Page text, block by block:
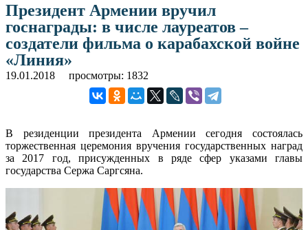
Президент Армении вручил
госнаграды: в числе лауреатов –
создатели фильма о карабахской войне
«Линия»
19.01.2018 просмотры: 1832
В резиденции президента Армении сегодня состоялась
торжественная церемония вручения государственных наград
за 2017 год, присужденных в ряде сфер указами главы
государства Сержа Саргсяна.